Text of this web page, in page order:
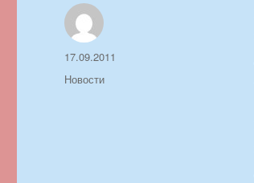
Автор
Опубликовано
17.09.2011
Рубрики
Новости